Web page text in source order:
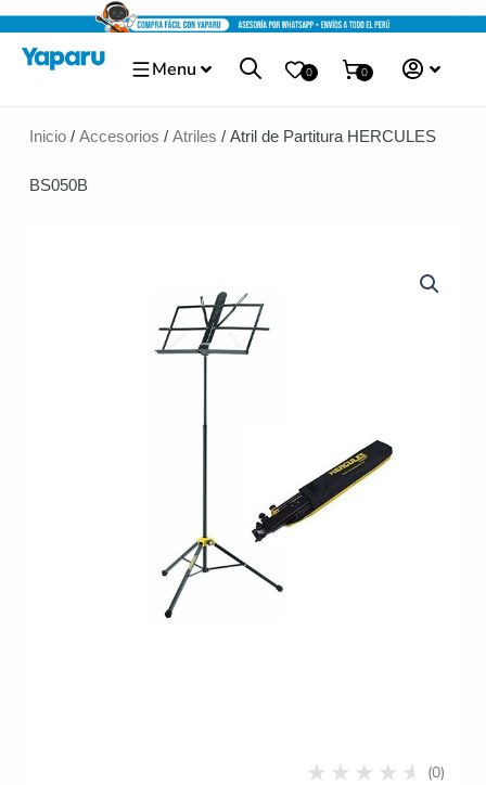
Ir
contenido
Menu 0 0
Inicio/ Accesorios / Atriles / Atril de Partitura HERCULES
BS050B
(0)